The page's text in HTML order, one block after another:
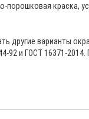
порошковая
другие варианты
92 и ГОСТ 16371-